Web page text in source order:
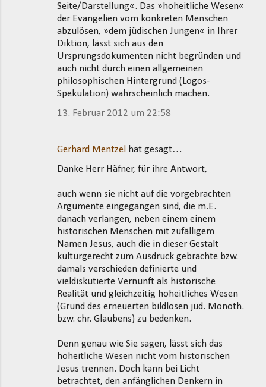
Seite/Darstellung«. Das »hoheitliche Wesen«
der Evangelien vom konkreten Menschen
abzulösen, »dem jüdischen Jungen« in Ihrer
Diktion, lässt sich aus den
Ursprungsdokumenten nicht begründen und
auch nicht durch einen allgemeinen
philosophischen Hintergrund (Logos-
Spekulation) wahrscheinlich machen.
13. Februar 2012 um 22:58
Gerhard Mentzel
hat gesagt…
Danke Herr Häfner, für ihre Antwort,
auch wenn sie nicht auf die vorgebrachten
Argumente eingegangen sind, die m.E.
danach verlangen, neben einem einem
historischen Menschen mit zufälligem
Namen Jesus, auch die in dieser Gestalt
kulturgerecht zum Ausdruck gebrachte bzw.
damals verschieden definierte und
vieldiskutierte Vernunft als historische
Realität und gleichzeitig hoheitliches Wesen
(Grund des erneuerten bildlosen jüd. Monoth.
bzw. chr. Glaubens) zu bedenken.
Denn genau wie Sie sagen, lässt sich das
hoheitliche Wesen nicht vom historischen
Jesus trennen. Doch kann bei Licht
betrachtet, den anfänglichen Denkern in